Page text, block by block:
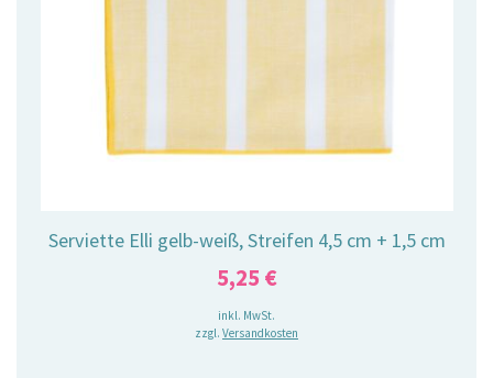
Serviette Elli gelb-weiß, Streifen 4,5 cm + 1,5 cm
5,25 €
inkl. MwSt.
zzgl. Versandkosten